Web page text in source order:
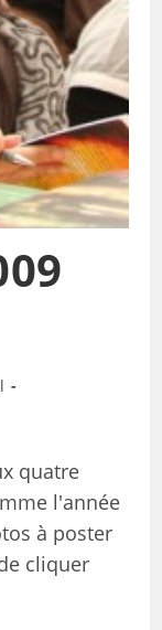
quatre
l'année
à poster
cliquer